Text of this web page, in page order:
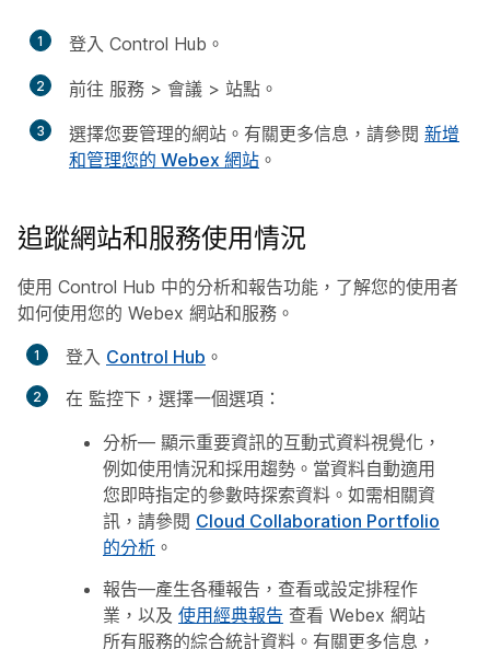
1 登入 Control Hub。
2 前往 服務 > 會議 > 站點 。
3 選擇您要管理的網站。有關更多信息，請參閱 新增
和管理您的 Webex 網站 。
追蹤網站和服務使用情況
使用 Control Hub 中的分析和報告功能，了解您的使用者
如何使用您的 Webex 網站和服務。
登入 Control Hub 。
在 監控下，選擇一個選項：
分析— 顯示重要資訊的互動式資料視覺化，
例如使用情況和採用趨勢。當資料自動適用
您即時指定的參數時探索資料。如需相關資
訊，請參閱 Cloud Collaboration Portfolio
的分析 。
報告—產生各種報告，查看或設定排程作
業，以及 使用經典報告 查看 Webex 網站
所有服務的綜合統計資料。有關更多信息，